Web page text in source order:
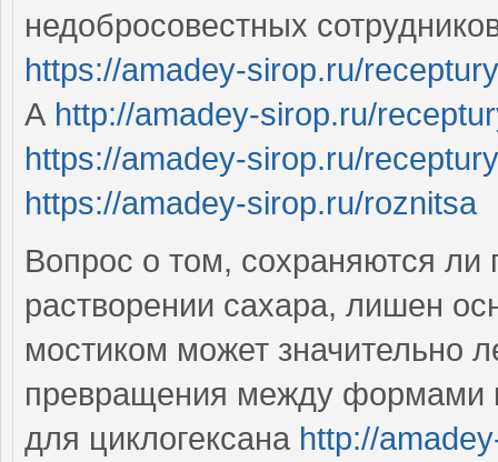
недобросовестных
https://amadey-sirop.ru/
А http://amadey-sirop.ru/
https://amadey-sirop.ru/
https://amadey-sirop.ru/roznitsa
Вопрос о том, сохраняются
растворении сахара, лишен
мостиком может значительно
превращения между формами
для циклогексана http://